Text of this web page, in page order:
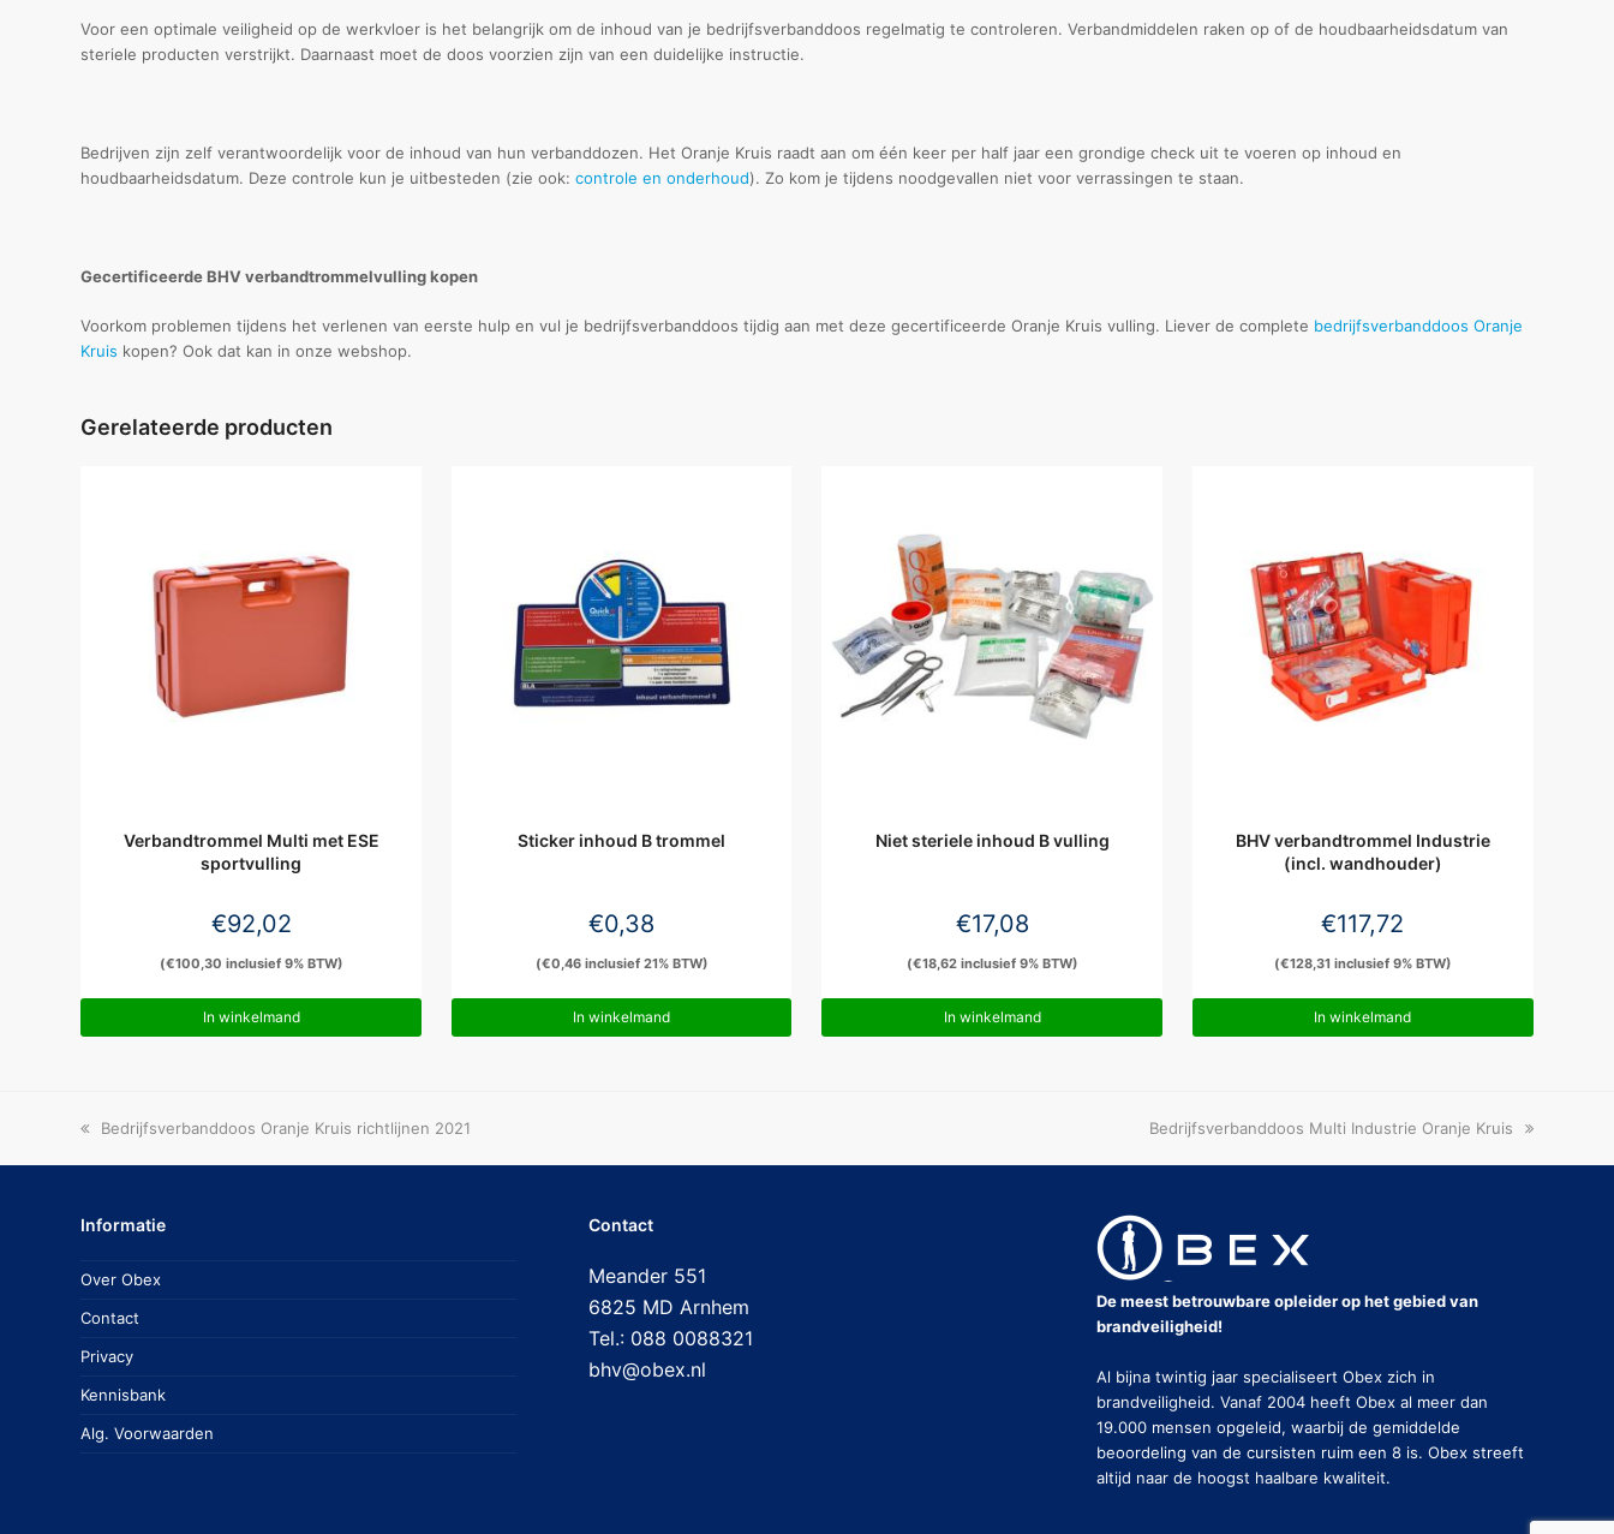
Voor een optimale veiligheid op de werkvloer is het belangrijk om de inhoud van je bedrijfsverbanddoos regelmatig te controleren. Verbandmiddelen raken op of de houdbaarheidsdatum van
steriele producten verstrijkt. Daarnaast moet de doos voorzien zijn van een duidelijke instructie.
Bedrijven zijn zelf verantwoordelijk voor de inhoud van hun verbanddozen. Het Oranje Kruis raadt aan om één keer per half jaar een grondige check uit te voeren op inhoud en
houdbaarheidsdatum. Deze controle kun je uitbesteden (zie ook:controle en onderhoud). Zo kom je tijdens noodgevallen niet voor verrassingen te staan.
Gecertificeerde BHV verbandtrommelvulling kopen
Voorkom problemen tijdens het verlenen van eerste hulp en vul je bedrijfsverbanddoos tijdig aan met deze gecertificeerde Oranje Kruis vulling. Liever de complete bedrijfsverbanddoos Oranje
Kruis kopen? Ook dat kan in onze webshop.
Gerelateerde producten
Verbandtrommel Multi met ESE
sportvulling
€92,02
(€100,30 inclusief 9% BTW)
In winkelmand
Sticker inhoud B trommel
€0,38
(€0,46inclusief 21% BTW)
In winkelmand
Niet steriele inhoud B vulling
€17,08
(€18,62inclusief 9% BTW)
In winkelmand
BHV verbandtrommel Industrie
(incl. wandhouder)
€117,72
(€128,31 inclusief 9% BTW)
In winkelmand
previous
Bedrijfsverbanddoos Oranje Kruis richtlijnen 2021
next
Bedrijfsverbanddoos Multi Industrie Oranje Kruis
Informatie
Over Obex
Contact
Privacy
Kennisbank
Alg. Voorwaarden
Contact
Meander 551
6825 MD Arnhem
Tel.: 088 0088321
bhv@obex.nl
De meest betrouwbare opleider op het gebied van
brandveiligheid!
Al bijna twintig jaar specialiseert Obex zich in
brandveiligheid. Vanaf 2004 heeft Obex al meer dan
19.000 mensen opgeleid, waarbij de gemiddelde
beoordeling van de cursisten ruim een 8 is. Obex streeft
altijd naar de hoogst haalbare kwaliteit.